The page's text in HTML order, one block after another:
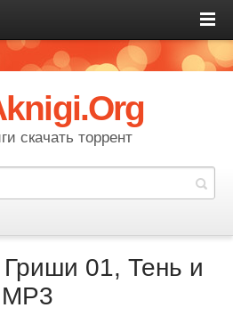
скачать торрент
01, Тень и